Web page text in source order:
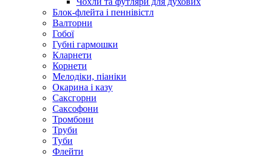
Блок-флейта і пеннівістл
Валторни
Гобої
Губні гармошки
Кларнети
Корнети
Мелодіки, піаніки
Окарина і казу
Саксгорни
Саксофони
Тромбони
Труби
Туби
Флейти